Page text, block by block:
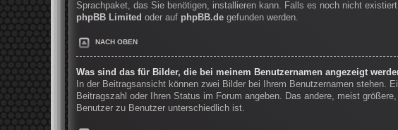
Sprachpaket, das Sie benötigen, installieren kann. Falls es noch nicht
phpBB Limited oder auf phpBB.de gefunden werden.
NACH OBEN
Was sind das für Bilder, die bei meinem Benutzernamen angezeigt
In der Beitragsansicht können zwei Bilder bei Ihrem Benutzernamen
Beitragszahl oder Ihren Status im Forum angeben. Das andere, meist
Benutzer zu Benutzer unterschiedlich ist.